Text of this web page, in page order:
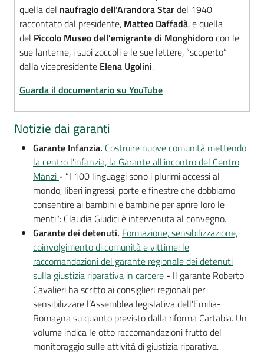
quella del naufragio dell’Arandora Stardel 1940
raccontato dal presidente, Matteo Daffadà, e quella
del Piccolo Museo dell’emigrante di Monghidorocon le
sue lanterne, i suoi zoccoli e le sue lettere, “scoperto”
dalla vicepresidente Elena Ugolini.
Guarda il documentario su YouTube
Notizie dai garanti
Garante Infanzia. Costruire nuove comunità mettendo
la centro l'infanzia, la Garante all'incontro del Centro
Manzi - “I 100 linguaggi sono i plurimi accessi al
mondo, liberi ingressi, porte e finestre che dobbiamo
consentire ai bambini e bambine per aprire loro le
menti": Claudia Giudici è intervenuta al convegno.
Garante dei detenuti. Formazione, sensibilizzazione,
coinvolgimento di comunità e vittime: le
raccomandazioni del garante regionale dei detenuti
sulla giustizia riparativa in carcere - Il garante Roberto
Cavalieri ha scritto ai consiglieri regionali per
sensibilizzare l’Assemblea legislativa dell’Emilia-
Romagna su quanto previsto dalla riforma Cartabia. Un
volume indica le otto raccomandazioni frutto del
monitoraggio sulle attività di giustizia riparativa.